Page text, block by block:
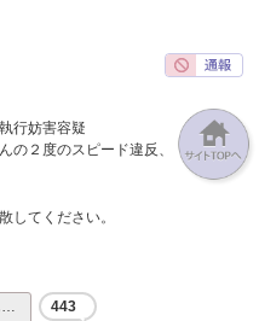
行妨害容疑
の２度のスピード違反、
してください。
… 443